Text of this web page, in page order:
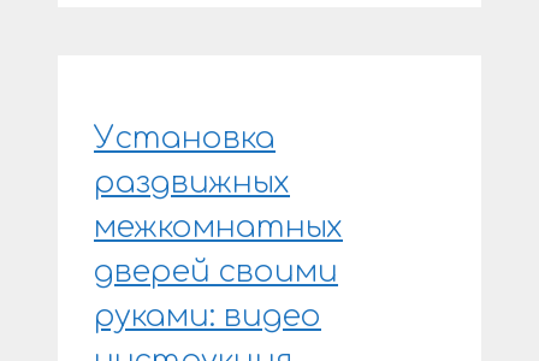
Установка
раздвижных
межкомнатных
дверей своими
руками: видео